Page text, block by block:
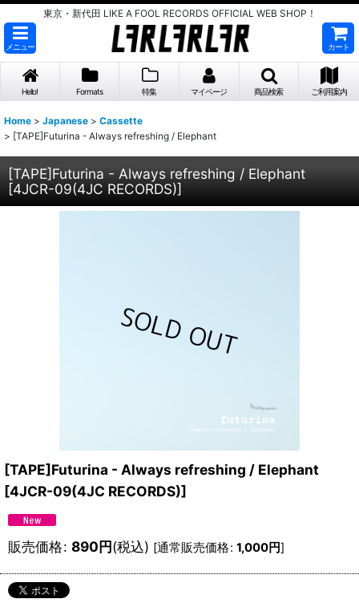
東京・新代田 LIKE A FOOL RECORDS OFFICIAL WEB SHOP！
メニュー カート
Hello! Formats 特集 マイページ 商品検索 ご利用案内
Home > Japanese > Cassette
> [TAPE]Futurina - Always refreshing / Elephant
[TAPE]Futurina - Always refreshing / Elephant
[4JCR-09(4JC RECORDS)]
[TAPE]Futurina - Always refreshing / Elephant
[4JCR-09(4JC RECORDS)]
販売価格: 890円(税込) [通常販売価格: 1,000円]